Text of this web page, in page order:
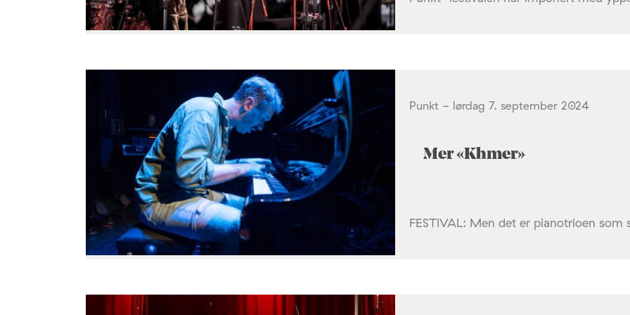
Punkt - lørdag 7. september 2024
Mer «Khmer»
FESTIVAL: Men det er pianotrioen